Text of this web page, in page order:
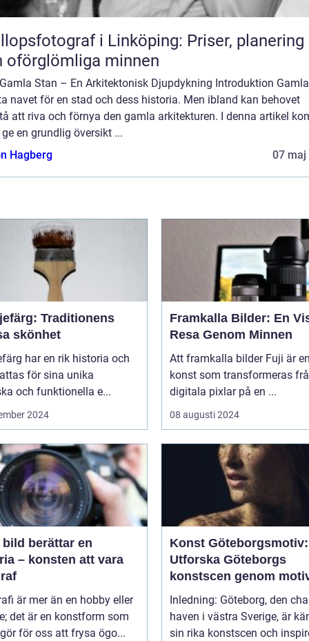
i Linköping: Priser, planering
oförglömliga minnen
Stan – En Arkitektonisk Djupdykning Introduktion
navet för en stad och dess historia. Men ibland kan behovet
att riva och förnya den gamla arkitekturen. I denna artikel
en grundlig översikt ...
Hagberg
07 maj
Traditionens
skönhet
har en rik historia och
för sina unika
och funktionella e...
2024
Framkalla Bilder: En
Resa Genom Minnen
Att framkalla bilder Fuji är
konst som transformeras
digitala pixlar på en ...
08 augusti 2024
bild berättar en
– konsten att vara
är mer än en hobby eller
det är en konstform som
för oss att frysa ögo...
Konst Göteborgsmotiv:
Utforska Göteborgs
konstscen genom
målningar
Inledning: Göteborg, den
haven i västra Sverige, är
sin rika konstscen och